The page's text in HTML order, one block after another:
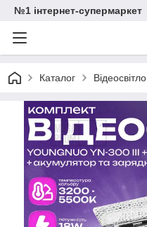
№1 інтернет-супермаркет
Каталог Відеосвітло